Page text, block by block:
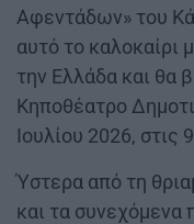
Αφεντάδων» του
αυτό το καλοκαίρι
την Ελλάδα και θα
Κηποθέατρο
Ιουλίου 2026, στις
Ύστερα από τη
και τα συνεχόμενα